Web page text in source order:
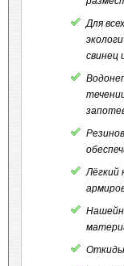
Для
свинец
Лёгкий